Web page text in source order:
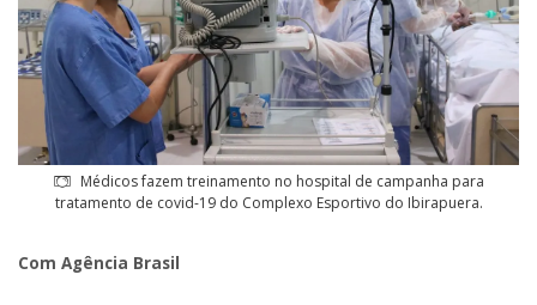
Médicos fazem treinamento no hospital de campanha para
tratamento de covid-19 do Complexo Esportivo do Ibirapuera.
Com Agência Brasil